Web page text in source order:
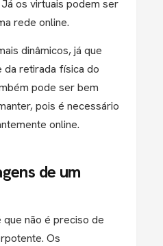
os virtuais podem ser
rede online.
dinâmicos, já que
da retirada física do
pode ser bem
pois é necessário
online.
de um
não é preciso de
Os